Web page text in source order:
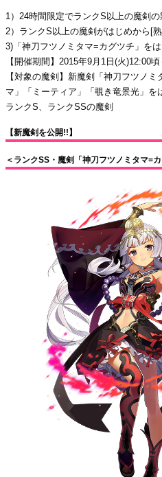
1）24時間限定でランクS以上の魔剣
2）ランクS以上の魔剣がはじめから[
3)「神刀フツノミタマ=カグツチ」を
【開催期間】2015年9月1日(火)12:00
【対象の魔剣】新魔剣「神刀フツノ
マ」「ミーティア」「覗き竜景光」
ランクS、ランクSSの魔剣
【新魔剣を公開!!】
＜ランクSS・魔剣「神刀フツノミタマ=